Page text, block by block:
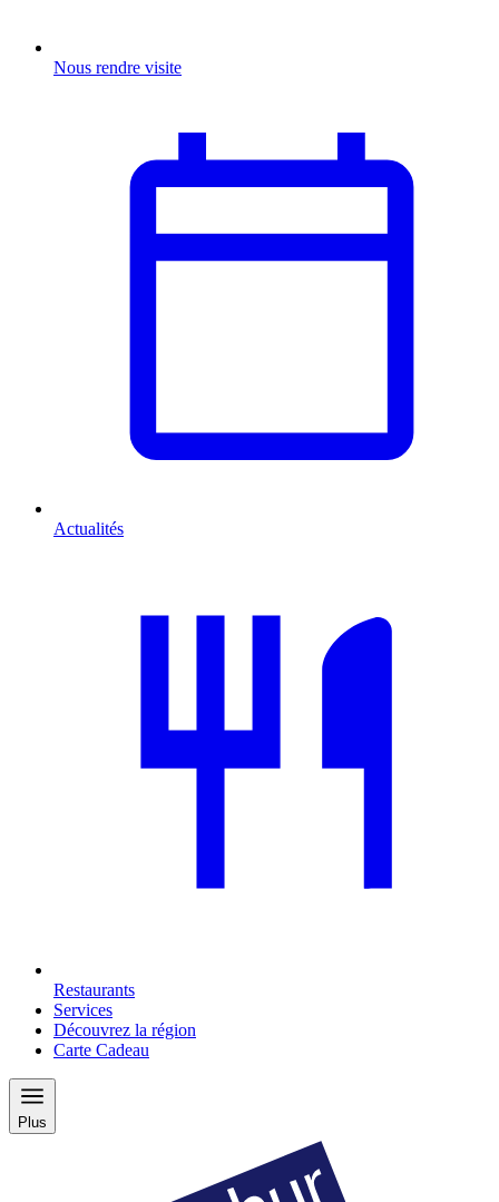
Nous rendre visite
Actualités
Restaurants
Services
Découvrez la région
Carte Cadeau
Plus